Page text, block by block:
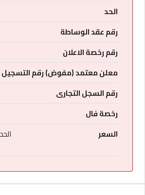
الحد
رقم عقد الوساطة
رقم رخصة الاعلان
معلن معتمد (مفوض) رقم التسجيل
رقم السجل التجارى
رخصة فال
السعر